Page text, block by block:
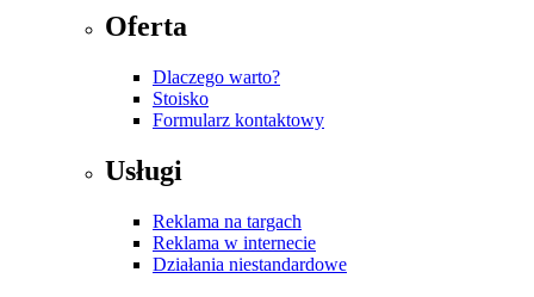
Oferta
Dlaczego warto?
Stoisko
Formularz kontaktowy
Usługi
Reklama na targach
Reklama w internecie
Działania niestandardowe